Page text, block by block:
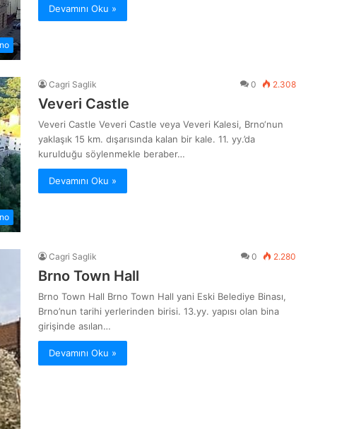
Devamını Oku »
Cagri Saglik 0 2.308
Veveri Castle
Veveri Castle Veveri Castle veya Veveri Kalesi, Brno‘nun
yaklaşık 15 km. dışarısında kalan bir kale. 11. yy.’da
kurulduğu söylenmekle beraber…
Devamını Oku »
Cagri Saglik 0 2.280
Brno Town Hall
Brno Town Hall Brno Town Hall yani Eski Belediye Binası,
Brno’nun tarihi yerlerinden birisi. 13.yy. yapısı olan bina
girişinde asılan…
Devamını Oku »